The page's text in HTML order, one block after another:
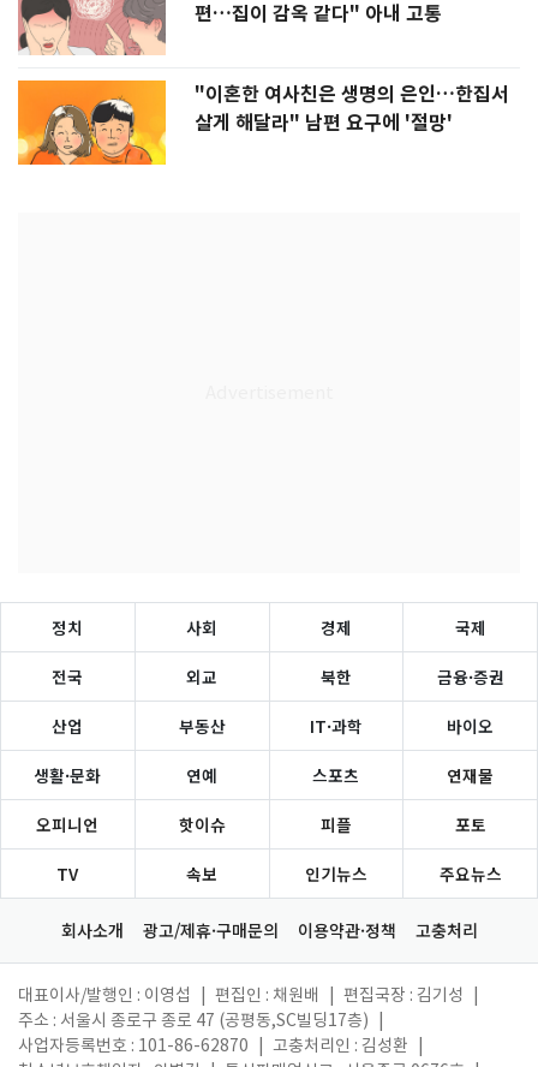
편…집이 감옥 같다" 아내 고통
"이혼한 여사친은 생명의 은인…한집서
살게 해달라" 남편 요구에 '절망'
정치 사회 경제 국제
전국 외교 북한 금융·증권
산업 부동산 IT·과학 바이오
생활·문화 연예 스포츠 연재물
오피니언 핫이슈 피플 포토
TV 속보 인기뉴스 주요뉴스
회사소개 광고/제휴·구매문의 이용약관·정책 고충처리
대표이사/발행인 : 이영섭 편집인 : 채원배 편집국장 : 김기성
주소 : 서울시 종로구 종로 47 (공평동,SC빌딩17층)
사업자등록번호 : 101-86-62870
고충처리인 : 김성환